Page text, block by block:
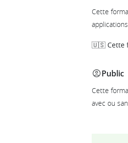
Cette
🇺🇸 Cette
Public
Cette
avec ou